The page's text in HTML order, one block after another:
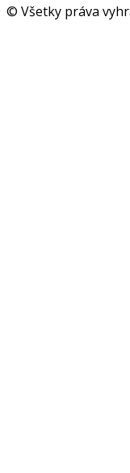
© Všetky práva